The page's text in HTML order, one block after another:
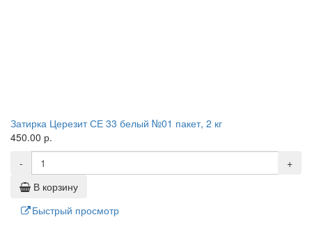
Затирка Церезит СЕ 33 белый №01 пакет, 2 кг
450.00 р.
-
+
В корзину
Быстрый просмотр